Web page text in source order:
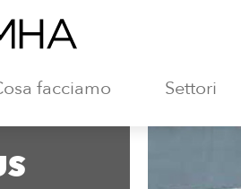
facciamo Settori